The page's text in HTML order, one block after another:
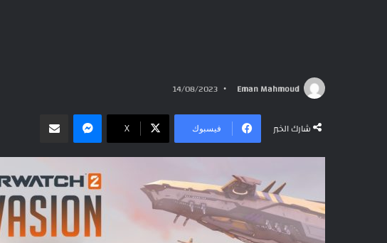
Eman Mahmoud
14/08/2023
شارك الخبر فيسبوك ‫X
ماسنجر